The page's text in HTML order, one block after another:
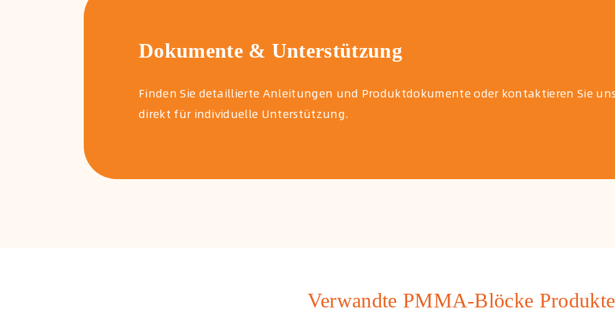
Dokumente & Unterstützung
Finden Sie detaillierte Anleitungen und Produktdokumente oder kontaktieren Sie
direkt für individuelle Unterstützung.
Verwandte PMMA-Blöcke Produkte